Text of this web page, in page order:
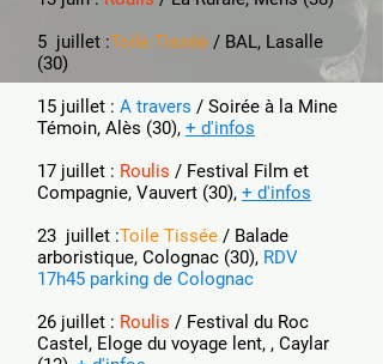
5 juillet :Toile Tissée / BAL, Lasalle
(30)
15 juillet : A travers / Soirée à la Mine
Témoin, Alès (30), + d'infos
17 juillet : Roulis / Festival Film et
Compagnie, Vauvert (30), + d'infos
23 juillet :Toile Tissée / Balade
arboristique, Colognac (30), RDV
17h45 parking de Colognac
26 juillet : Roulis / Festival du Roc
Castel, Eloge du voyage lent, , Caylar